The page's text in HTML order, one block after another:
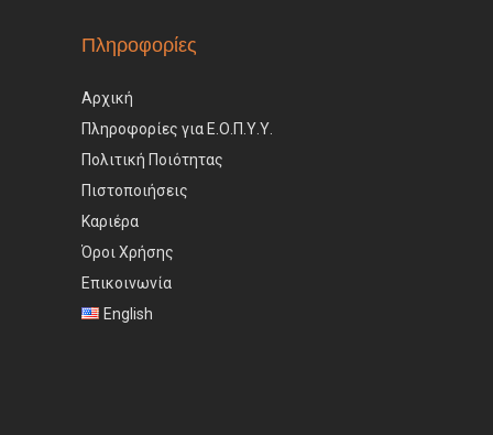
Πληροφορίες
Αρχική
Πληροφορίες για Ε.Ο.Π.Υ.Υ.
Πολιτική Ποιότητας
Πιστοποιήσεις
Καριέρα
Όροι Χρήσης
Επικοινωνία
English